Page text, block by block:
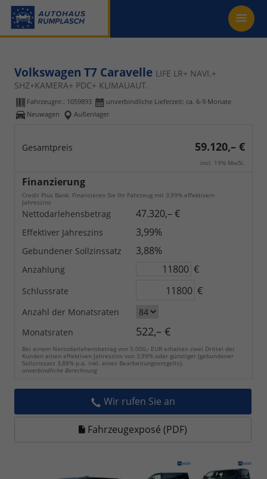
Volkswagen T7 Caravelle LIFE LR+ NAVI.+
SHZ+KAMERA+ PDC+ KLIMAUAUT.
Fahrzeugnr.: 1059893
unverbindliche Lieferzeit: ca. 6-9 Monate
Neuwagen
Außenlager
Gesamtpreis 59.120,– €
incl. 19% MwSt.
Finanzierung
Credit Plus Bank. Finanzieren Sie Ihr Fahrzeug mit 3,99% effektivem
Jahreszins
Nettodarlehensbetrag 47.320,– €
Effektiver Jahreszins 3,99%
Gebundener Sollzinssatz 3,88%
Anzahlung €
Schlussrate €
Anzahl der Monatsraten
Monatsraten
522,– €
Bei einem Nettodarlehensbetrag von 5.000,- EUR erhalten zwei Drittel der
Kunden einen effektiven Jahreszins von 3,99% oder günstiger (gebundener
Sollzinssatz 3,88% p.a. inkl. eines Bearbeitungsentgelts).
unverbindliche Berechnung
Wir rufen Sie an
Fahrzeugexposé (PDF)